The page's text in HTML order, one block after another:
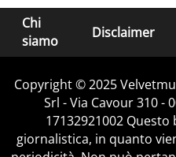
Chi
siamo
Disclaimer
Copyright © 2025
Srl - Via Cavour 310 -
17132921002
giornalistica, in quanto